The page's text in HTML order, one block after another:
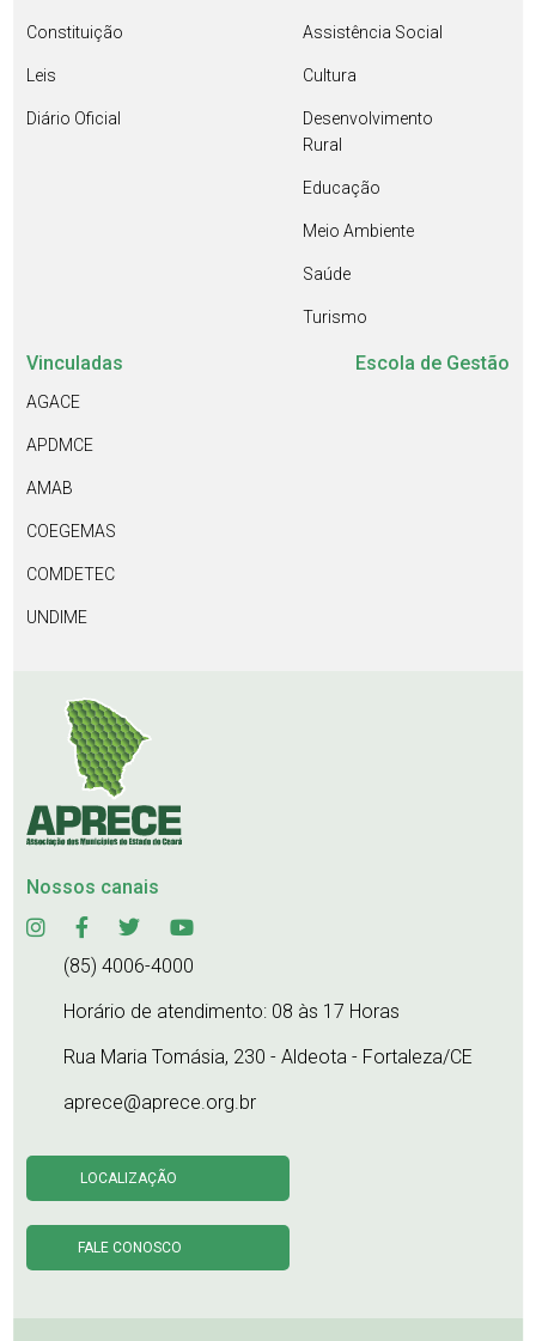
Constituição
Leis
Diário Oficial
Assistência Social
Cultura
Desenvolvimento
Rural
Educação
Meio Ambiente
Saúde
Turismo
Vinculadas
AGACE
APDMCE
AMAB
COEGEMAS
COMDETEC
UNDIME
Escola de Gestão
Nossos canais
(85) 4006-4000
Horário de atendimento: 08 às 17 Horas
Rua Maria Tomásia, 230 - Aldeota - Fortaleza/CE
aprece@aprece.org.br
LOCALIZAÇÃO
FALE CONOSCO